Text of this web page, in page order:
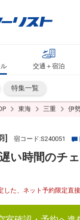
交通＋宿泊
特集一覧
東海 三重 伊
] 宿コード:S240051
遅い時間のチ
した、ネット予約限定直